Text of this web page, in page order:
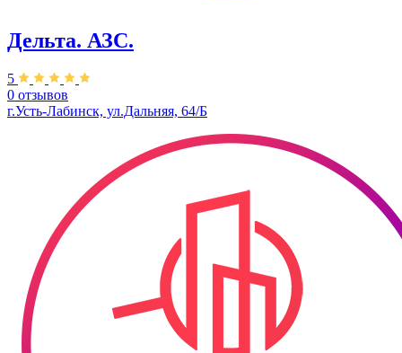
Дельта. АЗС.
5
0 отзывов
г.Усть-Лабинск, ул.Дальняя, 64/Б